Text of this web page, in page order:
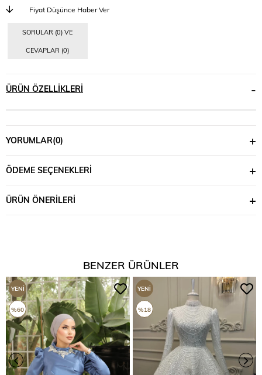
Fiyat Düşünce Haber Ver
SORULAR (0) VE
CEVAPLAR (0)
ÜRÜN ÖZELLIKLERI
YORUMLAR(0)
ÖDEME SEÇENEKLERI
ÜRÜN ÖNERILERI
BENZER ÜRÜNLER
YENI
ÜRÜN
%60
YENI
ÜRÜN
%18